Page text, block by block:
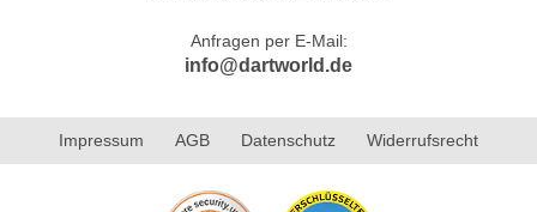
Anfragen per E-Mail:
info@dartworld.de
Impressum AGB Datenschutz Widerrufsrecht